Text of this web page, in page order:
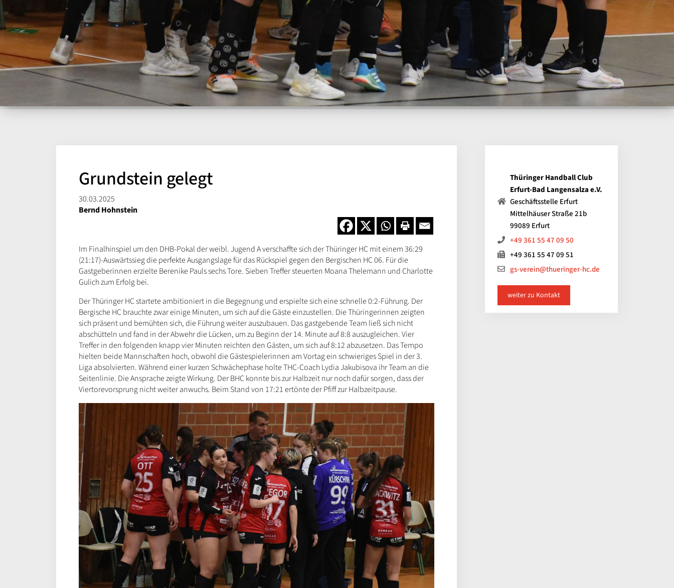
Grundstein gelegt
30.03.2025
Bernd Hohnstein
Im Finalhinspiel um den DHB-Pokal der weibl. Jugend A verschaffte sich der Thüringer HC mit einem 36:29
(21:17)-Auswärtssieg die perfekte Ausgangslage für das Rückspiel gegen den Bergischen HC 06. Für die
Gastgeberinnen erzielte Berenike Pauls sechs Tore. Sieben Treffer steuerten Moana Thelemann und Charlotte
Gulich zum Erfolg bei.
Der Thüringer HC startete ambitioniert in die Begegnung und erspielte sich eine schnelle 0:2-Führung. Der
Bergische HC brauchte zwar einige Minuten, um sich auf die Gäste einzustellen. Die Thüringerinnen zeigten
sich präsent und bemühten sich, die Führung weiter auszubauen. Das gastgebende Team ließ sich nicht
abschütteln und fand in der Abwehr die Lücken, um zu Beginn der 14. Minute auf 8:8 auszugleichen. Vier
Treffer in den folgenden knapp vier Minuten reichten den Gästen, um sich auf 8:12 abzusetzen. Das Tempo
hielten beide Mannschaften hoch, obwohl die Gästespielerinnen am Vortag ein schwieriges Spiel in der 3.
Liga absolvierten. Während einer kurzen Schwächephase holte THC-Coach Lydia Jakubisova ihr Team an die
Seitenlinie. Die Ansprache zeigte Wirkung. Der BHC konnte bis zur Halbzeit nur noch dafür sorgen, dass der
Viertorevorsprung nicht weiter anwuchs. Beim Stand von 17:21 ertönte der Pfiff zur Halbzeitpause.
Thüringer Handball Club
Erfurt-Bad Langensalza e.V.
Geschäftsstelle Erfurt
Mittelhäuser Straße 21b
99089 Erfurt
+49 361 55 47 09 50
+49 361 55 47 09 51
gs-verein@thueringer-hc.de
weiter zu Kontakt